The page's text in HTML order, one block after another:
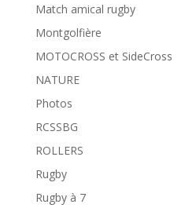
Match amical rugby
Montgolfière
MOTOCROSS et SideCross
NATURE
Photos
RCSSBG
ROLLERS
Rugby
Rugby à 7